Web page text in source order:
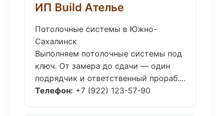
ИП Build Ателье
Потолочные системы в Южно-
Сахалинск
Выполняем потолочные системы под
ключ. От замера до сдачи — один
подрядчик и ответственный прораб....
Телефон: +7 (922) 123-57-90